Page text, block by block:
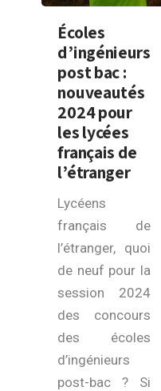
Écoles
d’ingénieurs
post bac :
nouveautés
2024 pour
les lycées
français de
l’étranger
Lycéens
français de
l’étranger, quoi
de neuf pour la
session 2024
des concours
des écoles
d’ingénieurs
post-bac ? Si